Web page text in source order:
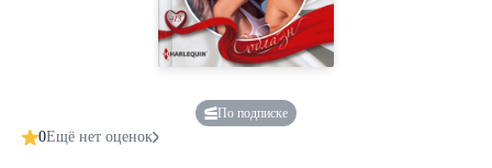
По подписке
0Ещё нет оценок